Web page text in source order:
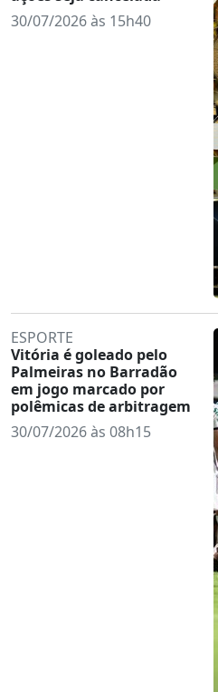
30/07/2026 às 15h40
ESPORTE
Vitória é goleado pelo
Palmeiras no Barradão
em jogo marcado por
polêmicas de arbitragem
30/07/2026 às 08h15